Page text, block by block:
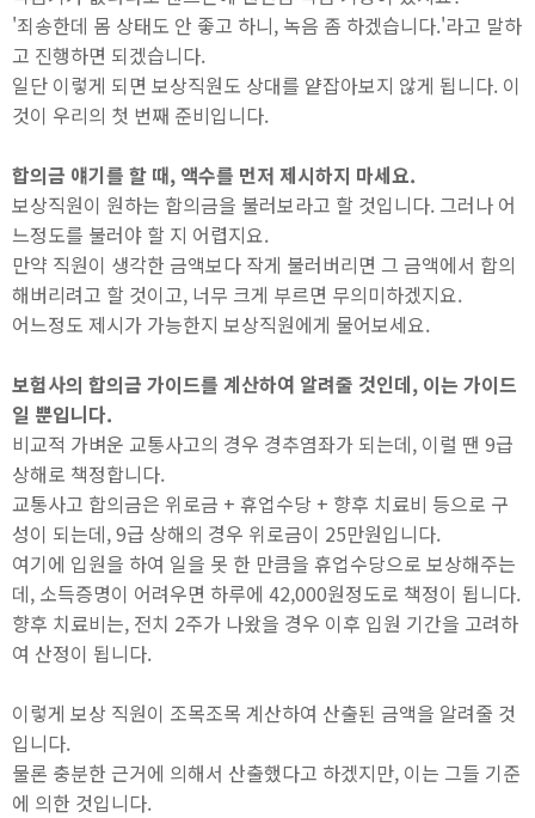
'죄송한데 몸 상태도 안 좋고 하니, 녹음 좀 하겠습니다.'라고 말하
고 진행하면 되겠습니다.
일단 이렇게 되면 보상직원도 상대를 얕잡아보지 않게 됩니다. 이
것이 우리의 첫 번째 준비입니다.
합의금 얘기를 할 때, 액수를 먼저 제시하지 마세요.
보상직원이 원하는 합의금을 불러보라고 할 것입니다. 그러나 어
느정도를 불러야 할 지 어렵지요.
만약 직원이 생각한 금액보다 작게 불러버리면 그 금액에서 합의
해버리려고 할 것이고, 너무 크게 부르면 무의미하겠지요.
어느정도 제시가 가능한지 보상직원에게 물어보세요.
보험사의 합의금 가이드를 계산하여 알려줄 것인데, 이는 가이드
일 뿐입니다.
비교적 가벼운 교통사고의 경우 경추염좌가 되는데, 이럴 땐 9급
상해로 책정합니다.
교통사고 합의금은 위로금 + 휴업수당 + 향후 치료비 등으로 구
성이 되는데, 9급 상해의 경우 위로금이 25만원입니다.
여기에 입원을 하여 일을 못 한 만큼을 휴업수당으로 보상해주는
데, 소득증명이 어려우면 하루에 42,000원정도로 책정이 됩니다.
향후 치료비는, 전치 2주가 나왔을 경우 이후 입원 기간을 고려하
여 산정이 됩니다.
이렇게 보상 직원이 조목조목 계산하여 산출된 금액을 알려줄 것
입니다.
물론 충분한 근거에 의해서 산출했다고 하겠지만, 이는 그들 기준
에 의한 것입니다.